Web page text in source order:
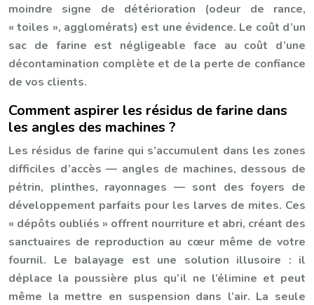
moindre signe de détérioration (odeur de rance,
« toiles », agglomérats) est une évidence. Le coût d’un
sac de farine est négligeable face au coût d’une
décontamination complète et de la perte de confiance
de vos clients.
Comment aspirer les résidus de farine dans
les angles des machines ?
Les résidus de farine qui s’accumulent dans les zones
difficiles d’accès — angles de machines, dessous de
pétrin, plinthes, rayonnages — sont des foyers de
développement parfaits pour les larves de mites. Ces
« dépôts oubliés » offrent nourriture et abri, créant des
sanctuaires de reproduction au cœur même de votre
fournil. Le balayage est une solution illusoire : il
déplace la poussière plus qu’il ne l’élimine et peut
même la mettre en suspension dans l’air. La seule